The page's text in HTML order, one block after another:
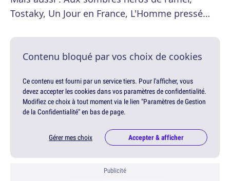
Tostaky, Un Jour en France, L'Homme pressé…
Contenu bloqué par vos choix de cookies
Ce contenu est fourni par un service tiers. Pour l'afficher, vous
devez accepter les cookies dans vos paramètres de confidentialité.
Modifiez ce choix à tout moment via le lien "Paramètres de Gestion
de la Confidentialité" en bas de page.
Gérer mes choix Accepter & afficher
Publicité